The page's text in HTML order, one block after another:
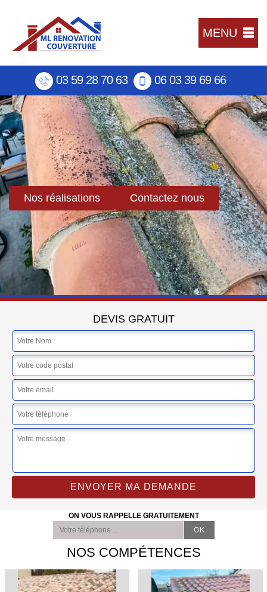
MENU
03 59 28 70 63 06 03 39 69 66
Nos réalisations Contactez nous
DEVIS GRATUIT
ON VOUS RAPPELLE GRATUITEMENT
NOS COMPÉTENCES